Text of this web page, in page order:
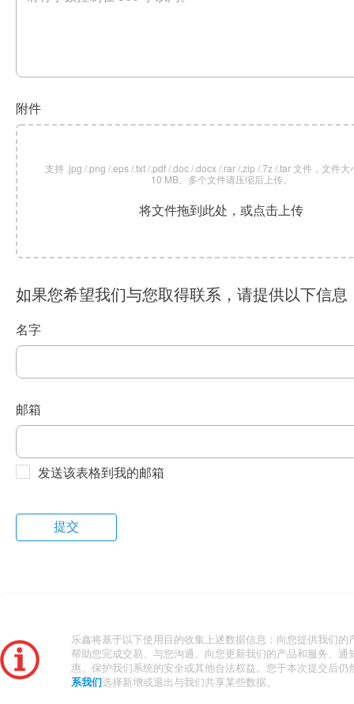
附件
支持 .jpg /.png /.eps /.txt /.pdf /.doc /.docx /.rar /.zip /.7z /.tar 文件，文件大
10 MB。多个文件请压缩后上传。
将文件拖到此处，或点击上传
如果您希望我们与您取得联系，请提供以下信息
名字
邮箱
发送该表格到我的邮箱
乐鑫将基于以下使用目的收集上述数据信息：向您提供我们的
帮助您完成交易、与您沟通、向您更新我们的产品和服务、通
惠、保护我们系统的安全或其他合法权益。您于本次提交后仍
系我们 选择新增或退出与我们共享某些数据。